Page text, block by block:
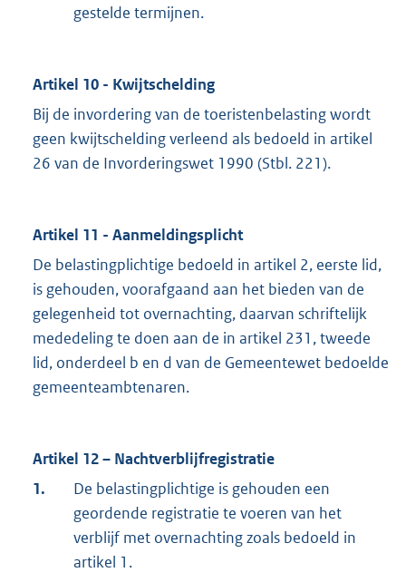
gestelde termijnen.
Artikel 10 - Kwijtschelding
Bij de invordering van de toeristenbelasting wordt
geen kwijtschelding verleend als bedoeld in artikel
26 van de Invorderingswet 1990 (Stbl. 221).
Artikel 11 - Aanmeldingsplicht
De belastingplichtige bedoeld in artikel 2, eerste lid,
is gehouden, voorafgaand aan het bieden van de
gelegenheid tot overnachting, daarvan schriftelijk
mededeling te doen aan de in artikel 231, tweede
lid, onderdeel b en d van de Gemeentewet bedoelde
gemeenteambtenaren.
Artikel 12 – Nachtverblijfregistratie
1.
De belastingplichtige is gehouden een
geordende registratie te voeren van het
verblijf met overnachting zoals bedoeld in
artikel 1.